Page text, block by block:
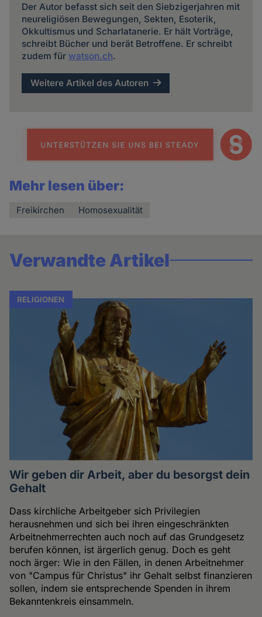
Der Autor befasst sich seit den Siebzigerjahren mit
neureligiösen Bewegungen, Sekten, Esoterik,
Okkultismus und Scharlatanerie. Er hält Vorträge,
schreibt Bücher und berät Betroffene. Er schreibt
zudem für watson.ch.
Weitere Artikel des Autoren
Mehr lesen über:
Freikirchen Homosexualität
Verwandte Artikel
RELIGIONEN
Wir geben dir Arbeit, aber du besorgst dein
Gehalt
Dass kirchliche Arbeitgeber sich Privilegien
herausnehmen und sich bei ihren eingeschränkten
Arbeitnehmerrechten auch noch auf das Grundgesetz
berufen können, ist ärgerlich genug. Doch es geht
noch ärger: Wie in den Fällen, in denen Arbeitnehmer
von "Campus für Christus" ihr Gehalt selbst finanzieren
sollen, indem sie entsprechende Spenden in ihrem
Bekanntenkreis einsammeln.